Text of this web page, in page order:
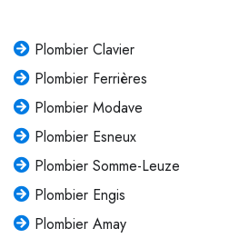
Plombier Clavier
Plombier Ferrières
Plombier Modave
Plombier Esneux
Plombier Somme-Leuze
Plombier Engis
Plombier Amay